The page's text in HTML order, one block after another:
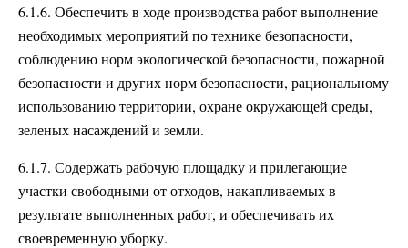
6.1.6. Обеспечить в ходе производства работ выполнение
необходимых мероприятий по технике безопасности,
соблюдению норм экологической безопасности, пожарной
безопасности и других норм безопасности, рациональному
использованию территории, охране окружающей среды,
зеленых насаждений и земли.
6.1.7. Содержать рабочую площадку и прилегающие
участки свободными от отходов, накапливаемых в
результате выполненных работ, и обеспечивать их
своевременную уборку.